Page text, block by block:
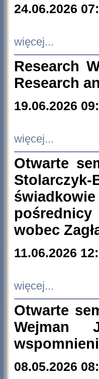
24.06.2026
więcej...
Research
Research
19.06.2026
więcej...
Otwarte
wobec
11.06.2026
więcej...
Otwarte
Wejman
08.05.2026